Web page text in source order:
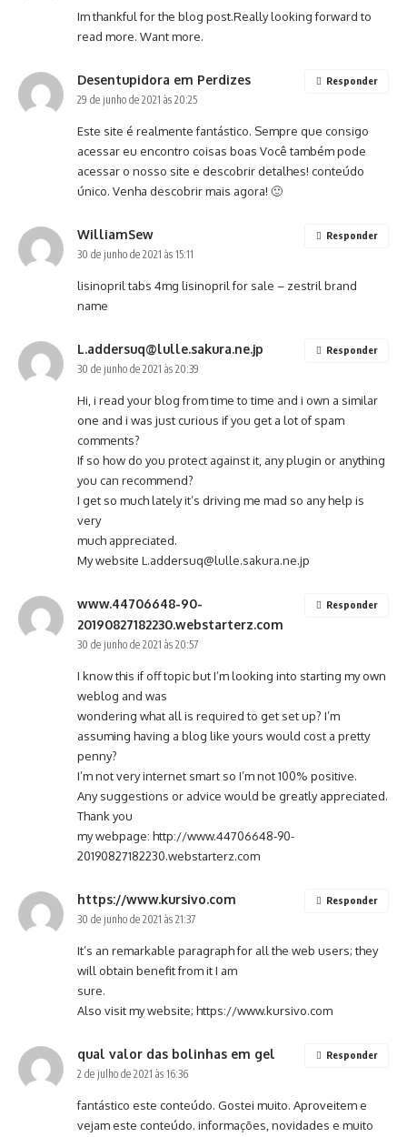
Im thankful for the blog post.Really looking forward to
read more. Want more.
Desentupidora em Perdizes
29 de junho de 2021 às 20:25
Este site é realmente fantástico. Sempre que consigo
acessar eu encontro coisas boas Você também pode
acessar o nosso site e descobrir detalhes! conteúdo
único. Venha descobrir mais agora! 🙂
Responder
WilliamSew
30 de junho de 2021 às 15:11
lisinopril tabs 4mg lisinopril for sale – zestril brand
name
Responder
L.addersuq@lulle.sakura.ne.jp
30 de junho de 2021 às 20:39
Hi, i read your blog from time to time and i own a similar
one and i was just curious if you get a lot of spam
comments?
If so how do you protect against it, any plugin or anything
you can recommend?
I get so much lately it’s driving me mad so any help is
very
much appreciated.
My website L.addersuq@lulle.sakura.ne.jp
Responder
www.44706648-90-
20190827182230.webstarterz.com
30 de junho de 2021 às 20:57
I know this if off topic but I’m looking into starting my own
weblog and was
wondering what all is required to get set up? I’m
assuming having a blog like yours would cost a pretty
penny?
I’m not very internet smart so I’m not 100% positive.
Any suggestions or advice would be greatly appreciated.
Thank you
my webpage: http://www.44706648-90-
20190827182230.webstarterz.com
Responder
https://www.kursivo.com
30 de junho de 2021 às 21:37
It’s an remarkable paragraph for all the web users; they
will obtain benefit from it I am
sure.
Also visit my website; https://www.kursivo.com
Responder
qual valor das bolinhas em gel
2 de julho de 2021 às 16:36
fantástico este conteúdo. Gostei muito. Aproveitem e
vejam este conteúdo. informações, novidades e muito
Responder